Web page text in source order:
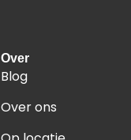
Over
Blog
Over ons